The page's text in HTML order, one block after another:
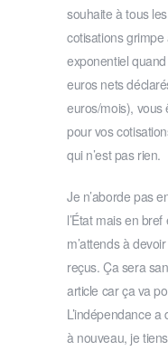
souhaite à tous
cotisations
exponentiel
euros nets
euros/mois), vous
pour vos
qui n’est pas rien.
Je n’aborde pas
l’État mais en
m’attends à
reçus. Ça sera
article car ça va
L’indépendance
à nouveau, je